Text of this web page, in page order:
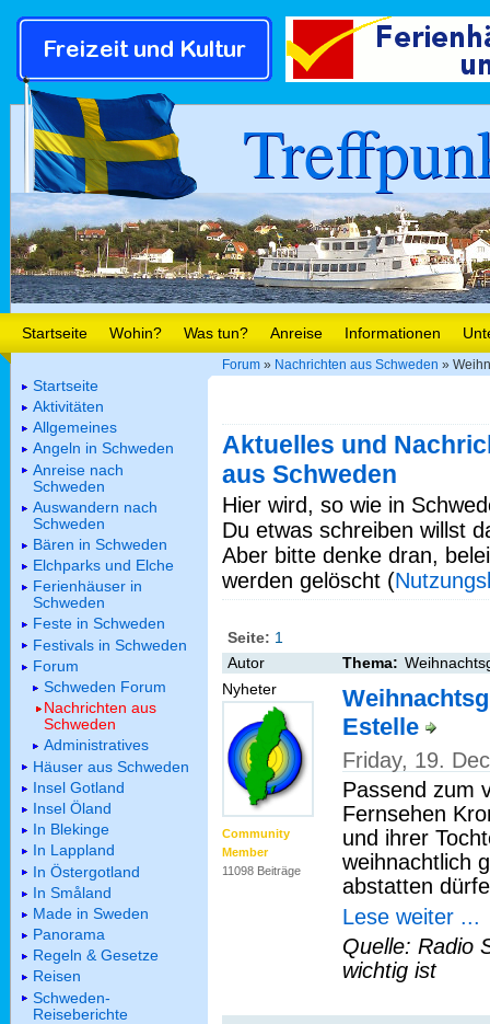
Startseite Wohin? Was tun? Anreise Informationen
Forum » Nachrichten aus Schweden »
Aktuelles und
aus Schweden
Hier wird, so wie in
Du etwas schreiben willst
Aber bitte denke dran,
werden gelöscht (
Seite: 1
Autor
Thema:
Nyheter
Community
Member
11098 Beiträge
Estelle
Friday, 19.
Passend zum
Fernsehen
und ihrer
weihnachtlich
abstatten
Lese weiter ...
Quelle: Radio
wichtig ist
Startseite
Aktivitäten
Allgemeines
Angeln in Schweden
Anreise nach
Schweden
Auswandern nach
Schweden
Bären in Schweden
Elchparks und Elche
Ferienhäuser in
Schweden
Feste in Schweden
Festivals in Schweden
Forum
Schweden Forum
Nachrichten aus
Schweden
Administratives
Häuser aus Schweden
Insel Gotland
Insel Öland
In Blekinge
In Lappland
In Östergotland
In Småland
Made in Sweden
Panorama
Regeln & Gesetze
Reisen
Schweden-
Reiseberichte